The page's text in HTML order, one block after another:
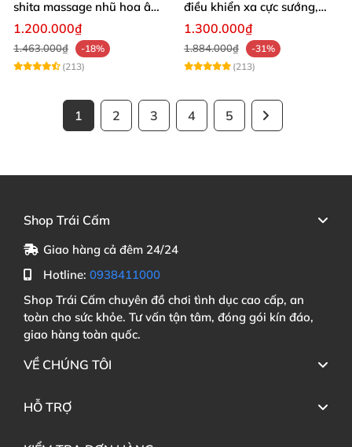
shita massage nhũ hoa âm
đạo cực phê
1.200.000₫
1.463.000₫
-18%
(213)
điều khiển xa cực sướng,
thích mê
1.300.000₫
1.884.000₫
-31%
(213)
1 2 3 4 5
Shop Trái Cấm
Giao hàng cả đêm 24/24
Hotline: 0938411000
Shop Trái Cấm chuyên đồ chơi tình dục cao cấp, an
toàn cho sức khỏe. Tư vấn tận tâm, đóng gói kín đáo,
giao hàng toàn quốc.
VỀ CHÚNG TÔI
HỖ TRỢ